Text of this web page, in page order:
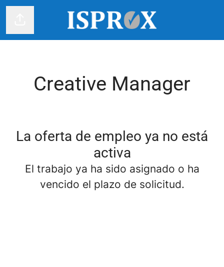
Compartir página
Creative Manager
La oferta de empleo ya no está
activa
El trabajo ya ha sido asignado o ha
vencido el plazo de solicitud.